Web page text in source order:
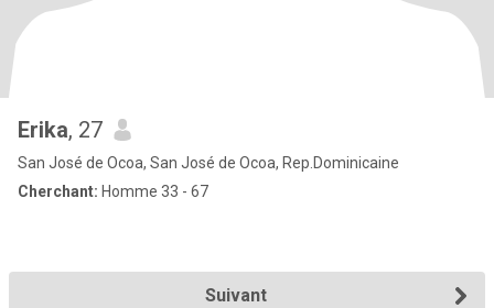
Erika, 27
San José de Ocoa, San José de Ocoa, Rep.Dominicaine
Cherchant: Homme 33 - 67
Suivant